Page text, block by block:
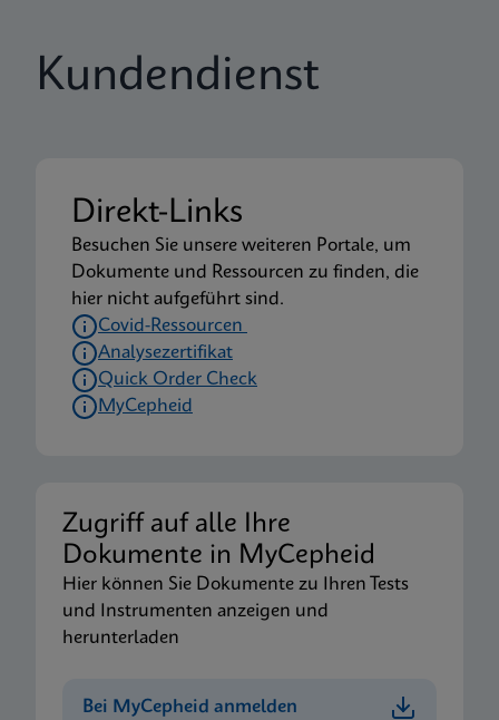
Kundendienst
Direkt-Links
Besuchen Sie unsere weiteren Portale, um
Dokumente und Ressourcen zu finden, die
hier nicht aufgeführt sind.
Covid-Ressourcen
Analysezertifikat
Quick Order Check
MyCepheid
Zugriff auf alle Ihre
Dokumente in MyCepheid
Hier können Sie Dokumente zu Ihren Tests
und Instrumenten anzeigen und
herunterladen
Bei MyCepheid anmelden